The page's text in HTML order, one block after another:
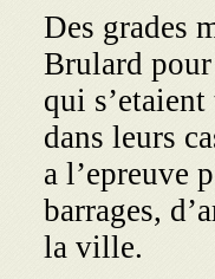
Des grades
Brulard
qui
dans leurs
a l’epreuve
barrages,
la ville.